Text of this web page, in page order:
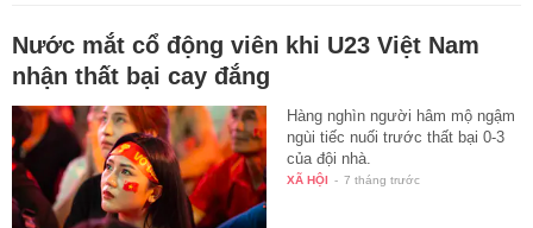
Nước mắt cổ động viên khi U23 Việt Nam
nhận thất bại cay đắng
Hàng nghìn người hâm mộ ngậm
ngùi tiếc nuối trước thất bại 0-3
của đội nhà.
XÃ HỘI - 7 tháng trước